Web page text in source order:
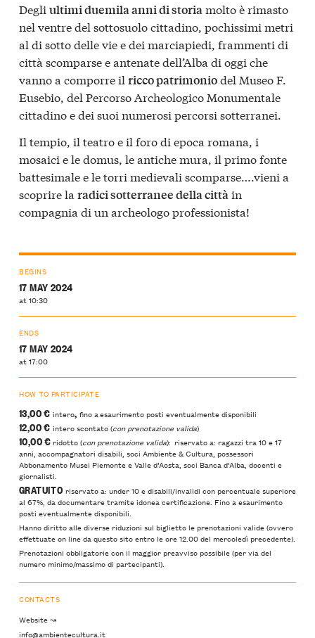
Degli ultimi duemila anni di storiamolto è rimasto
nel ventre del sottosuolo cittadino, pochissimi metri
al di sotto delle vie e dei marciapiedi, frammenti di
città scomparse e antenate dell’Alba di oggi che
vanno a comporre il ricco patrimoniodel Museo F.
Eusebio, del Percorso Archeologico Monumentale
cittadino e dei suoi numerosi percorsi sotterranei.
Il tempio, il teatro e il foro di epoca romana, i
mosaici e le domus, le antiche mura, il primo fonte
battesimale e le torri medievali scomparse….vieni a
scoprire la radici sotterranee della cittàin
compagnia di un archeologo professionista!
BEGINS
17 MAY 2024
at 10:30
ENDS
17 MAY 2024
at 17:00
HOW TO PARTICIPATE
13,00 € intero, fino a esaurimento posti eventualmente disponibili
12,00 € intero scontato (con prenotazione valida)
10,00 €ridotto (con prenotazione valida): riservato a: ragazzi tra 10 e 17
anni, accompagnatori disabili, soci Ambiente & Cultura, possessori
Abbonamento Musei Piemonte e Valle d’Aosta, soci Banca d’Alba, docenti e
giornalisti.
GRATUITO riservato a: under 10 e disabili/invalidi con percentuale superiore
al 67%, da documentare tramite idonea certificazione. Fino a esaurimento
posti eventualmente disponibili.
Hanno diritto alle diverse riduzioni sul biglietto le prenotazioni valide (ovvero
effettuate on line da questo sito entro le ore 12.00 del mercoledì precedente).
Prenotazioni obbligatorie con il maggior preavviso possibile (per via del
numero minimo/massimo di partecipanti).
CONTACTS
Website ↝
info@ambientecultura.it